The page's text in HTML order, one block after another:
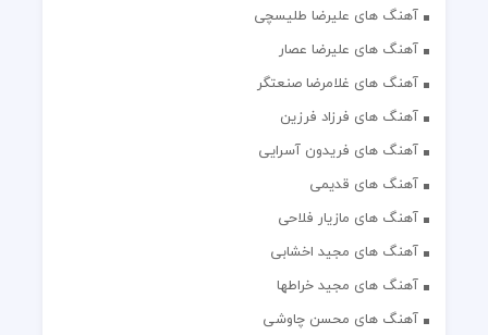
آهنگ های علیرضا طلیسچی
آهنگ های علیرضا عصار
آهنگ های غلامرضا صنعتگر
آهنگ های فرزاد فرزین
آهنگ های فریدون آسرایی
آهنگ های قدیمی
آهنگ های مازیار فلاحی
آهنگ های مجید اخشابی
آهنگ های مجید خراطها
آهنگ های محسن چاوشی